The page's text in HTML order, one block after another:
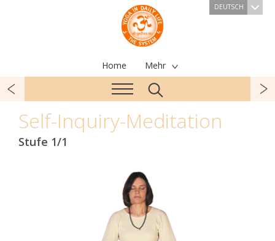
DEUTSCH
Home Mehr
Self-Inquiry-Meditation
Stufe 1/1